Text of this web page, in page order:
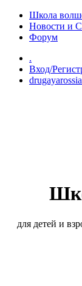
Перейти к
Школа
Новости и
Форум
.
Вход/
для детей и